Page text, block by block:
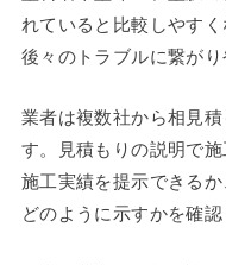
れていると比較しやす
後々のトラブルに繋がり
業者は複数社から相見
す。見積もりの説明で
施工実績を提示できる
どのように示すかを確認